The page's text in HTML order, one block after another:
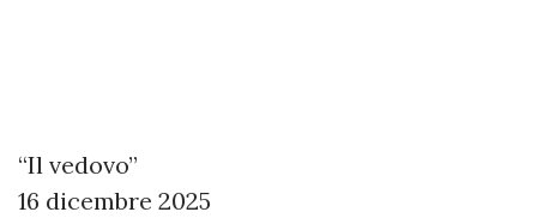
“Il vedovo”
16 dicembre 2025